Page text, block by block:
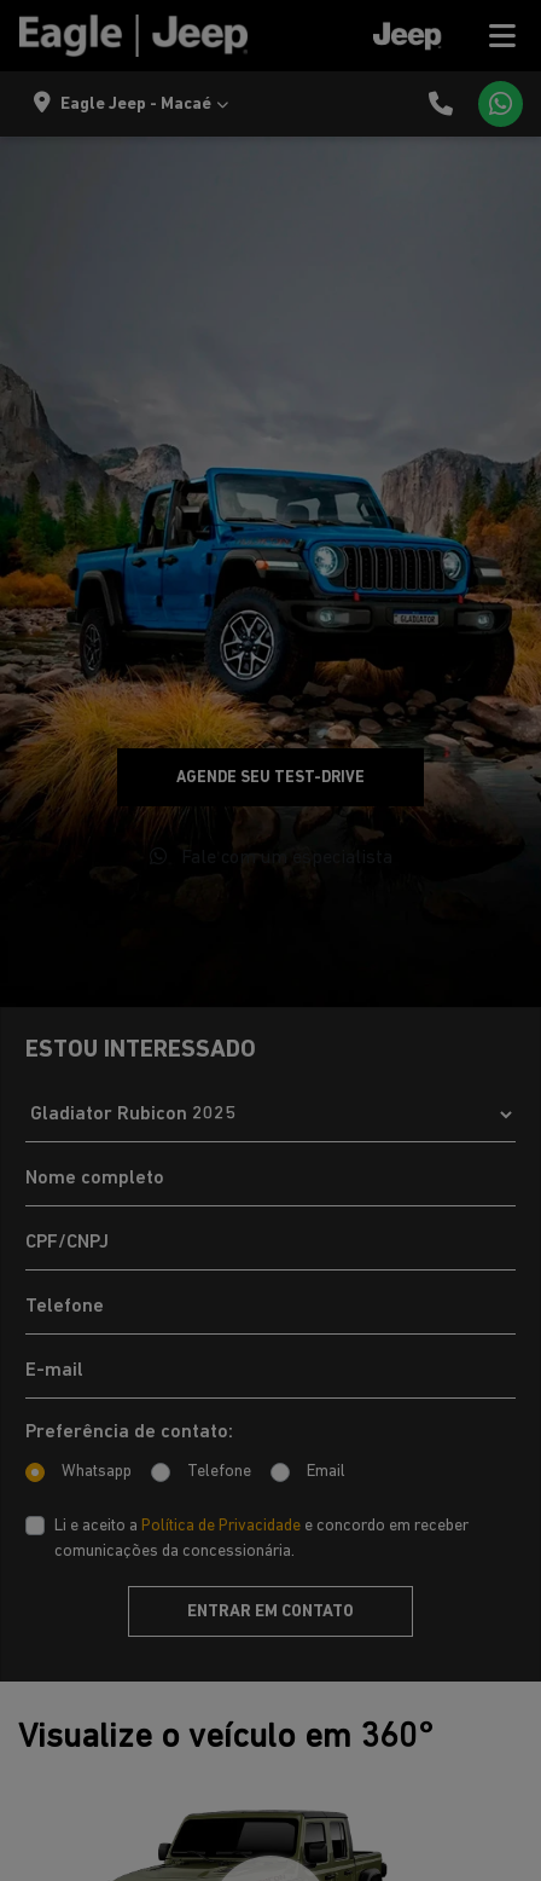
Eagle Jeep - Macaé
ESTOU INTERESSADO
Preferência de contato:
Whatsapp Telefone Email
Li e aceito a Política de Privacidade e concordo em receber
comunicações da concessionária.
ENTRAR EM CONTATO
AGENDE SEU TEST-DRIVE
Visualize o veículo em 360°